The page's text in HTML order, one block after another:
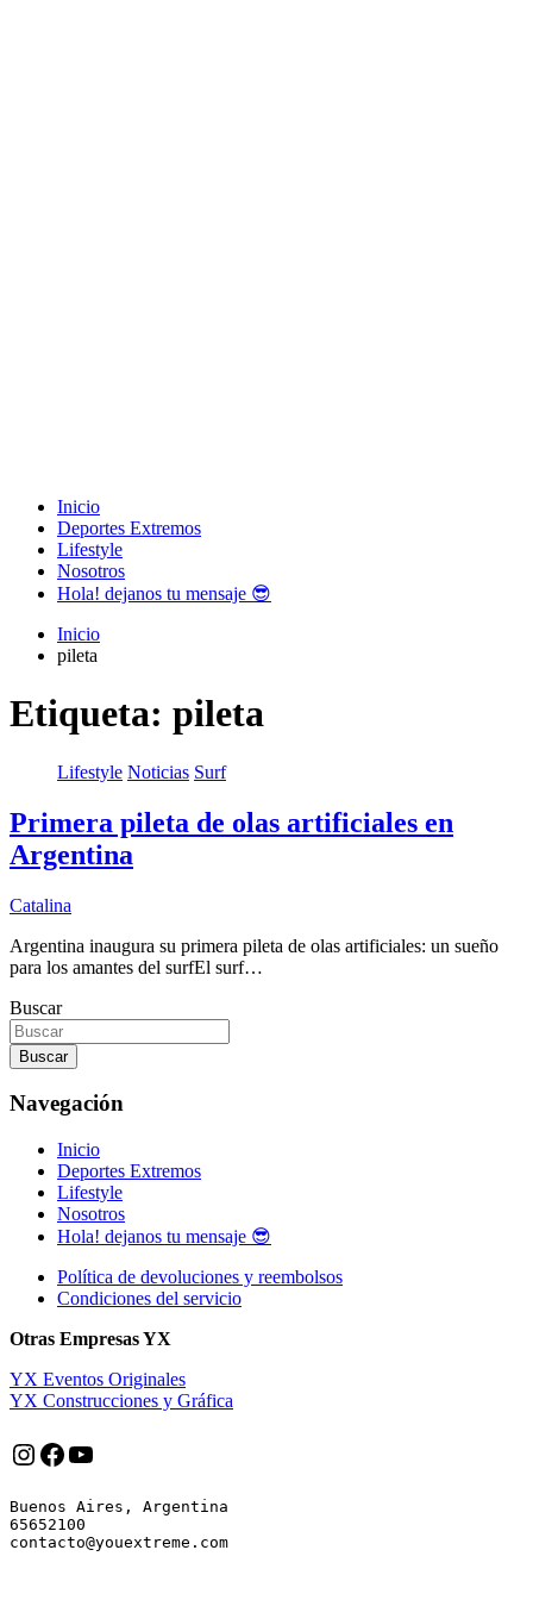
Inicio
Deportes Extremos
Lifestyle
Nosotros
Hola! dejanos tu mensaje 😎
Inicio
pileta
Etiqueta: pileta
Lifestyle Noticias Surf
Primera pileta de olas artificiales en
Argentina
Catalina
Argentina inaugura su primera pileta de olas artificiales: un sueño
para los amantes del surfEl surf…
Buscar
Buscar
Navegación
Inicio
Deportes Extremos
Lifestyle
Nosotros
Hola! dejanos tu mensaje 😎
Política de devoluciones y reembolsos
Condiciones del servicio
Otras Empresas YX
YX Eventos Originales
YX Construcciones y Gráfica
Instagram
Facebook
YouTube
Buenos Aires, Argentina
65652100